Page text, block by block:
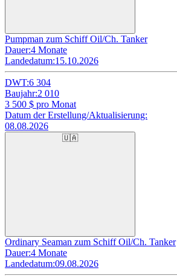
Pumpman zum Schiff Oil/Ch. Tanker
Dauer:4 Monate
Landedatum:15.10.2026
DWT:6 304
Baujahr:2 010
3 500 $ pro Monat
Datum der Erstellung/Aktualisierung:
08.08.2026
🇺🇦
Ordinary Seaman zum Schiff Oil/Ch. Tanker
Dauer:4 Monate
Landedatum:09.08.2026